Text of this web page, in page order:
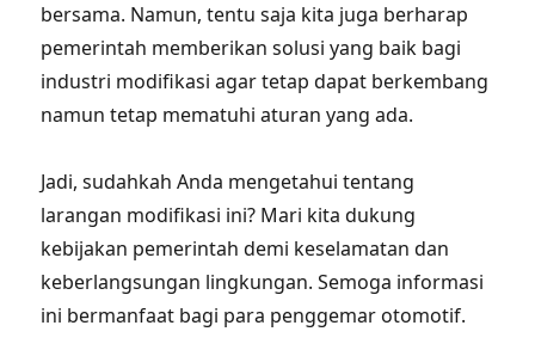
bersama. Namun, tentu saja kita juga berharap
pemerintah memberikan solusi yang baik bagi
industri modifikasi agar tetap dapat berkembang
namun tetap mematuhi aturan yang ada.
Jadi, sudahkah Anda mengetahui tentang
larangan modifikasi ini? Mari kita dukung
kebijakan pemerintah demi keselamatan dan
keberlangsungan lingkungan. Semoga informasi
ini bermanfaat bagi para penggemar otomotif.